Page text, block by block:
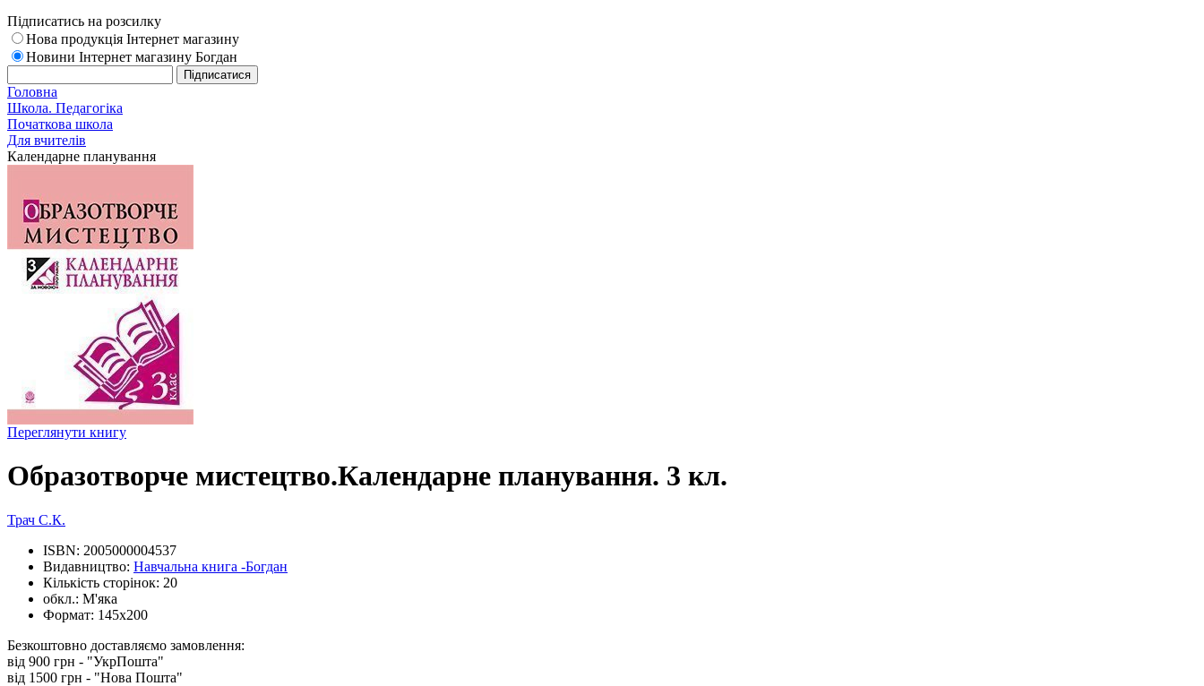
Підписатись на розсилку
Нова продукція Інтернет магазину
Новини Інтернет магазину Богдан
Головна
Школа. Педагогіка
Початкова школа
Для вчителів
Календарне планування
Переглянути книгу
Образотворче мистецтво.Календарне планування. 3 кл.
Трач С.К.
ISBN: 2005000004537
Видавництво: Навчальна книга -Богдан
Кількість сторінок: 20
обкл.: М'яка
Формат: 145х200
Безкоштовно доставляємо замовлення:
від 900 грн - "УкрПошта"
від 1500 грн - "Нова Пошта"